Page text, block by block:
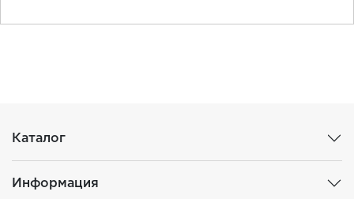
Каталог
Информация